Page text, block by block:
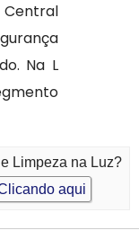
Na L
Limpeza na Luz?
aqui